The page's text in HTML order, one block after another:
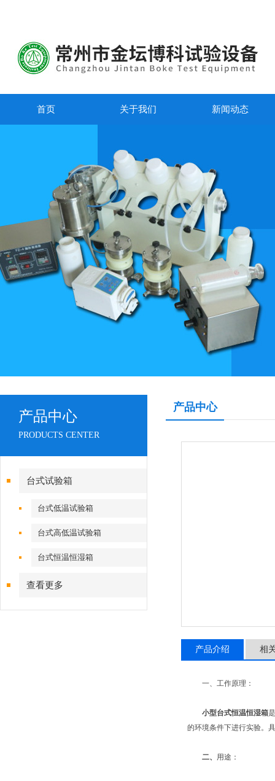
首页 关于我们 新闻动态
产品中心
PRODUCTS CENTER
台式试验箱
台式低温试验箱
台式高低温试验箱
台式恒温恒湿箱
查看更多
产品中心
产品介绍 相
一、工作原理：
小型台式恒温恒湿箱
的环境条件下进行实验。
二、 用途：